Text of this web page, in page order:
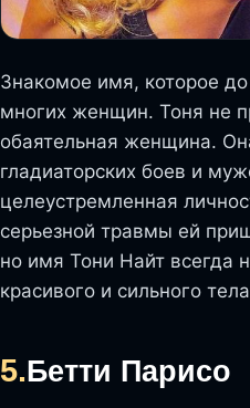
Знакомое имя, которое
многих женщин. Тоня не
обаятельная женщина.
гладиаторских боев и
целеустремленная
серьезной травмы ей
но имя Тони Найт всегда
красивого и сильного
5.Бетти Парисо